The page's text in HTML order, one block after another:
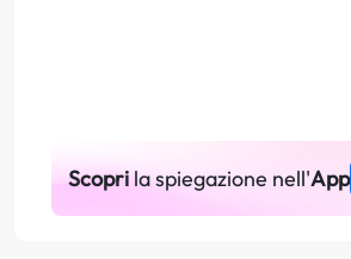
Scoprila spiegazione nell'App